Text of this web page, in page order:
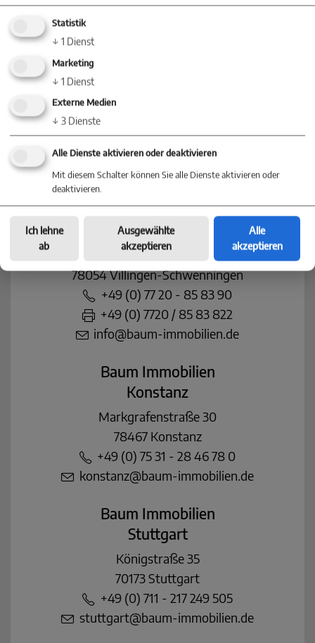
Nehmen Sie jetzt Kontakt mit einer
Niederlassung in Ihrer Nähe auf
Baum Immobilien
Villingen-Schwenningen
Villinger Straße 91
78054 Villingen-Schwenningen
+49 (0) 77 20 - 85 83 90
+49 (0) 7720 / 85 83 822
info@baum-immobilien.de
Baum Immobilien
Konstanz
Markgrafenstraße 30
78467 Konstanz
+49 (0) 75 31 - 28 46 78 0
konstanz@baum-immobilien.de
Baum Immobilien
Stuttgart
Königstraße 35
70173 Stuttgart
+49 (0) 711 - 217 249 505
stuttgart@baum-immobilien.de
Statistik
↓ 1 Dienst
Marketing
↓ 1 Dienst
Externe Medien
↓ 3 Dienste
Alle Dienste aktivieren oder deaktivieren
Mit diesem Schalter können Sie alle Dienste aktivieren oder
deaktivieren.
Ich lehne
ab
Ausgewählte
akzeptieren
Alle
akzeptieren